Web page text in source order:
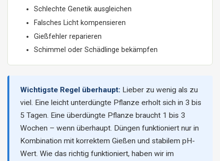
Schlechte Genetik ausgleichen
Falsches Licht kompensieren
Gießfehler reparieren
Schimmel oder Schädlinge bekämpfen
Wichtigste Regel überhaupt: Lieber zu wenig als zu
viel. Eine leicht unterdüngte Pflanze erholt sich in 3 bis
5 Tagen. Eine überdüngte Pflanze braucht 1 bis 3
Wochen – wenn überhaupt. Düngen funktioniert nur in
Kombination mit korrektem Gießen und stabilem pH-
Wert. Wie das richtig funktioniert, haben wir im